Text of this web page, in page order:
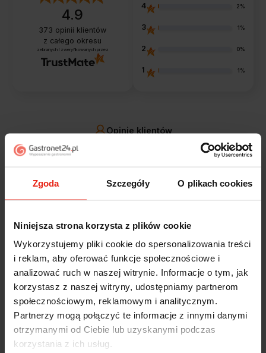
Zgoda Szczegóły O plikach cookies
Niniejsza strona korzysta z plików cookie
Wykorzystujemy pliki cookie do spersonalizowania treści
i reklam, aby oferować funkcje społecznościowe i
analizować ruch w naszej witrynie. Informacje o tym, jak
korzystasz z naszej witryny, udostępniamy partnerom
społecznościowym, reklamowym i analitycznym.
Partnerzy mogą połączyć te informacje z innymi danymi
otrzymanymi od Ciebie lub uzyskanymi podczas
korzystania z ich usług.
4.9
373 opinii klientów
z całego okresu
zebranych i zweryfikowanych przez
4 2%
3 1%
2 0%
1 1%
Opinie klientów
filtry
Jak zbieramy opinie?
5
Zostałem świetnie obsłużony. Brawa dla pracowników.
wczoraj
Alicja zweryfikowano
5
Jestem zaskoczona, że ta paczka dotarła do mnie tak
szybko. Paczka dotarła cała i zdrowa. Szybko,
sprawnie, bez problemów. Bardzo pomocna obsługa